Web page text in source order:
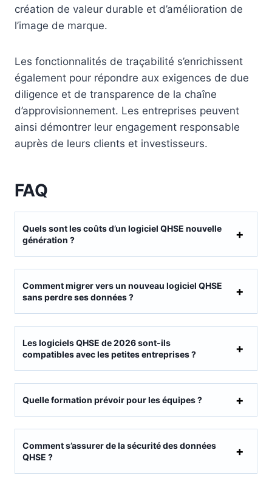
création de valeur durable et d’amélioration de
l’image de marque.
Les fonctionnalités de traçabilité s’enrichissent
également pour répondre aux exigences de due
diligence et de transparence de la chaîne
d’approvisionnement. Les entreprises peuvent
ainsi démontrer leur engagement responsable
auprès de leurs clients et investisseurs.
FAQ
Quels sont les coûts d’un logiciel QHSE nouvelle
génération ?
Comment migrer vers un nouveau logiciel QHSE
sans perdre ses données ?
Les logiciels QHSE de 2026 sont-ils
compatibles avec les petites entreprises ?
Quelle formation prévoir pour les équipes ?
Comment s’assurer de la sécurité des données
QHSE ?